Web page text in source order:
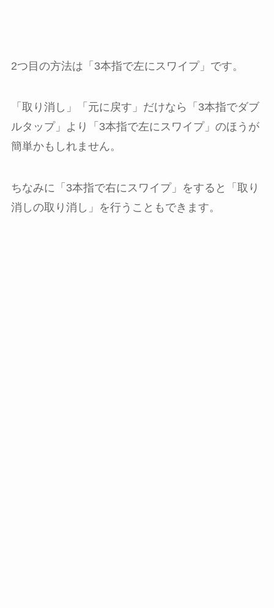
2つ目の方法は「3本指で左にスワイプ」です。
「取り消し」「元に戻す」だけなら「3本指でダブ
ルタップ」より「3本指で左にスワイプ」のほうが
簡単かもしれません。
ちなみに「3本指で右にスワイプ」をすると「取り
消しの取り消し」を行うこともできます。